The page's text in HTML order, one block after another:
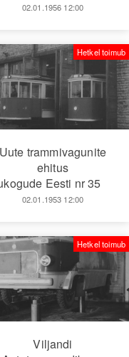
02.01.1956 12:00
Uute trammivagunite
ehitus
Eesti nr 35
02.01.1953 12:00
Hetkel toimub
Viljandi
Hetkel toimub